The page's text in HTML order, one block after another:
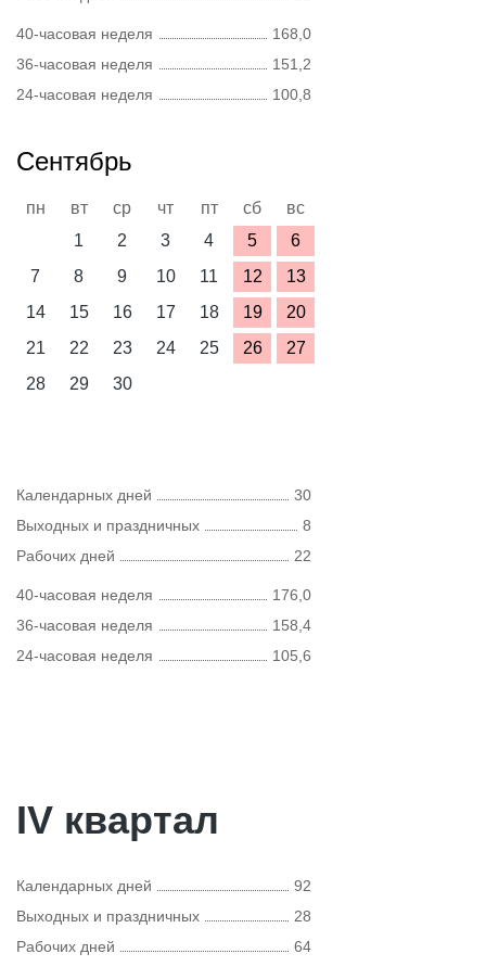
40-часовая неделя
168,0
36-часовая неделя
151,2
24-часовая неделя
100,8
Сентябрь
пн вт ср чт пт сб
вс
1
2 3 4 5
6
7
8 9 10 11 12
13
14
15 16 17 18 19
20
21
22 23 24 25 26
27
28
29 30
Календарных дней
30
Выходных и праздничных
8
Рабочих дней
22
40-часовая неделя
176,0
36-часовая неделя
158,4
24-часовая неделя
105,6
IV квартал
Календарных дней
92
Выходных и праздничных
28
Рабочих дней
64